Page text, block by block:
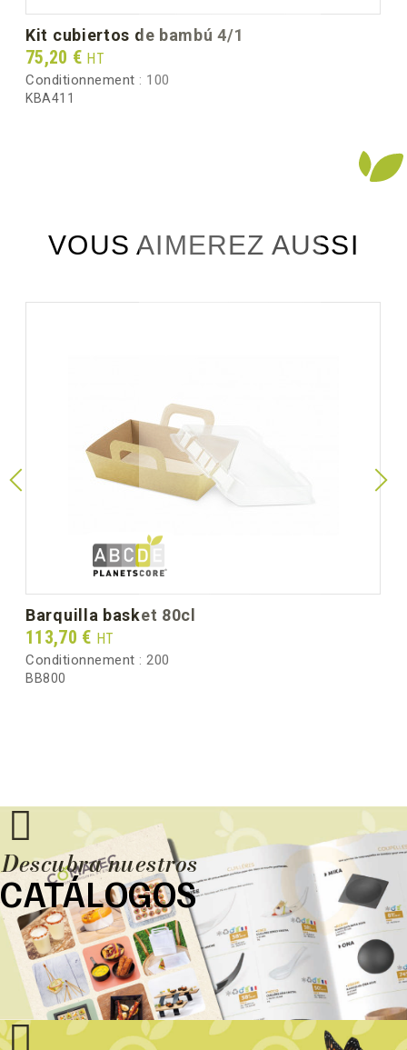
Peso unitario (g)
Peso bruto por caja (kg)
kit cubiertos de bambú 4/1
Prix
75,20 € HT
Conditionnement : 100
KBA411
VOUS AIMEREZ AUSSI
barquilla basket 80cl
Prix
113,70 € HT
Conditionnement : 200
BB800
Descubra nuestros
CATÁLOGOS